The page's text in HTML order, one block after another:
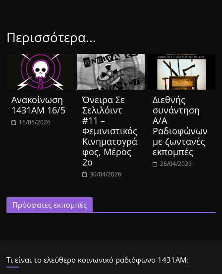
Περισσότερα...
Ανακοίνωση
1431ΑΜ 16/5
16/05/2026
Όνειρα Σε
Σελιλόιντ
#11 –
Φεμινιστικός
Κινηματογρά
φος, Μέρος
2ο
30/04/2026
Διεθνής
συνάντηση
Α/Α
Ραδιοφώνων
με ζωντανές
εκπομπές
26/04/2026
Πρόσφατες εκπομπές
Τι είναι το ελεύθερο κοινωνικό ραδιόφωνο 1431ΑΜ;